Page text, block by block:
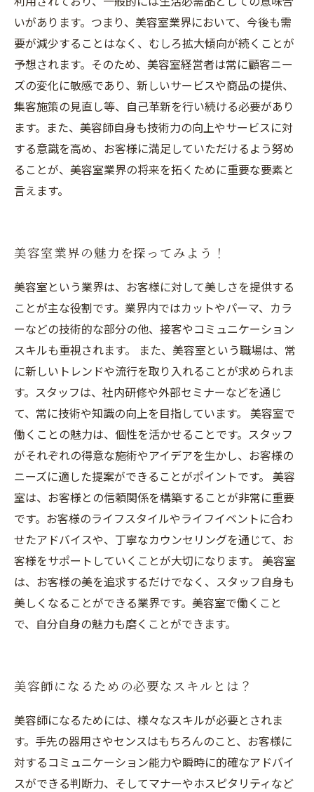
いがあります。つまり、美容室業界において、今後も需
要が減少することはなく、むしろ拡大傾向が続くことが
予想されます。そのため、美容室経営者は常に顧客ニー
ズの変化に敏感であり、新しいサービスや商品の提供、
集客施策の見直し等、自己革新を行い続ける必要があり
ます。また、美容師自身も技術力の向上やサービスに対
する意識を高め、お客様に満足していただけるよう努め
ることが、美容室業界の将来を拓くために重要な要素と
言えます。
美容室業界の魅力を探ってみよう！
美容室という業界は、お客様に対して美しさを提供する
ことが主な役割です。業界内ではカットやパーマ、カラ
ーなどの技術的な部分の他、接客やコミュニケーション
スキルも重視されます。 また、美容室という職場は、常
に新しいトレンドや流行を取り入れることが求められま
す。スタッフは、社内研修や外部セミナーなどを通じ
て、常に技術や知識の向上を目指しています。 美容室で
働くことの魅力は、個性を活かせることです。スタッフ
がそれぞれの得意な施術やアイデアを生かし、お客様の
ニーズに適した提案ができることがポイントです。 美容
室は、お客様との信頼関係を構築することが非常に重要
です。お客様のライフスタイルやライフイベントに合わ
せたアドバイスや、丁寧なカウンセリングを通じて、お
客様をサポートしていくことが大切になります。 美容室
は、お客様の美を追求するだけでなく、スタッフ自身も
美しくなることができる業界です。美容室で働くこと
で、自分自身の魅力も磨くことができます。
美容師になるための必要なスキルとは？
美容師になるためには、様々なスキルが必要とされま
す。手先の器用さやセンスはもちろんのこと、お客様に
対するコミュニケーション能力や瞬時に的確なアドバイ
スができる判断力、そしてマナーやホスピタリティなど